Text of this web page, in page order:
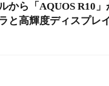
から「AQUOS R10
と高輝度ディスプレ